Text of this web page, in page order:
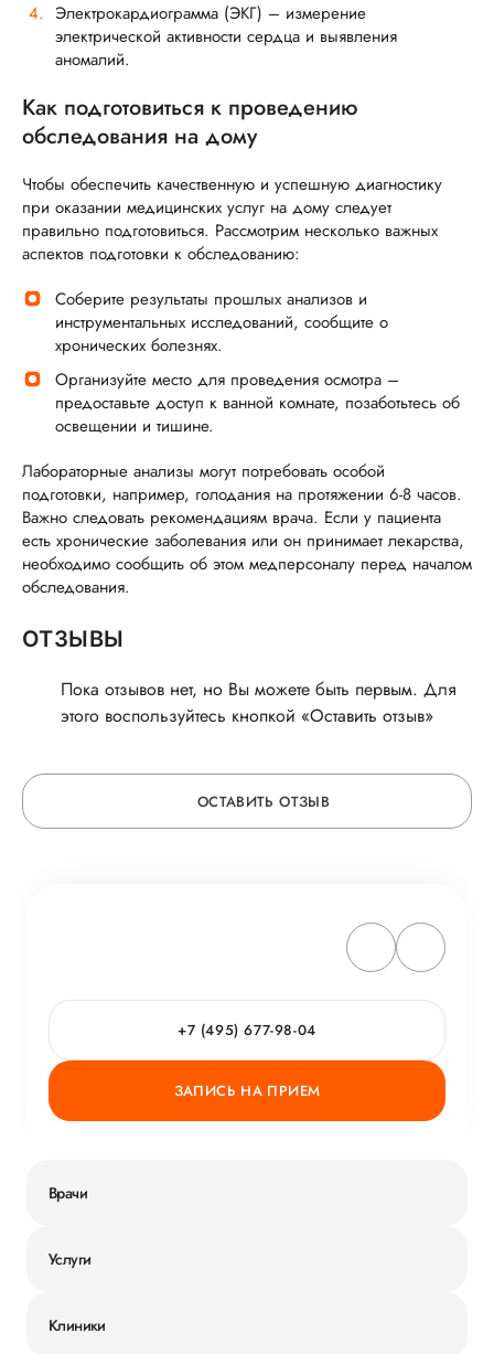
Электрокардиограмма (ЭКГ) – измерение
электрической активности сердца и выявления
аномалий.
Как подготовиться к проведению
обследования на дому
Чтобы обеспечить качественную и успешную диагностику
при оказании медицинских услуг на дому следует
правильно подготовиться. Рассмотрим несколько важных
аспектов подготовки к обследованию:
Соберите результаты прошлых анализов и
инструментальных исследований, сообщите о
хронических болезнях.
Организуйте место для проведения осмотра –
предоставьте доступ к ванной комнате, позаботьтесь об
освещении и тишине.
Лабораторные анализы могут потребовать особой
подготовки, например, голодания на протяжении 6-8 часов.
Важно следовать рекомендациям врача. Если у пациента
есть хронические заболевания или он принимает лекарства,
необходимо сообщить об этом медперсоналу перед началом
обследования.
ОТЗЫВЫ
Пока отзывов нет, но Вы можете быть первым. Для
этого воспользуйтесь кнопкой «Оставить отзыв»
ОСТАВИТЬ ОТЗЫВ
ГОРЯЧАЯ ЛИНИЯ КАЧЕСТВА
+7 (495) 677-98-04
ЗАПИСЬ НА ПРИЕМ
Врачи
Услуги
Клиники